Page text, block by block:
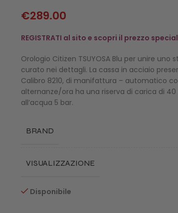
€289.00
REGISTRATI al sito e scopri il prezzo
Orologio Citizen TSUYOSA Blu per unire
curato nei dettagli. La cassa in acciaio
Calibro 8210, di manifattura – automatico
alternanze/ora ha una riserva di carica di
all’acqua 5 bar.
BRAND
VISUALIZZAZIONE
Disponibile